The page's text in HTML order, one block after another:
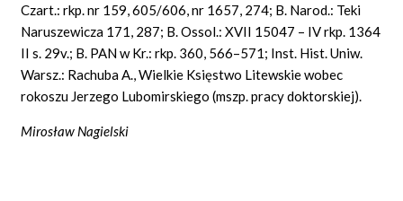
Czart.: rkp. nr 159, 605/606, nr 1657, 274; B. Narod.: Teki
Naruszewicza 171, 287; B. Ossol.: XVII 15047 – IV rkp. 1364
II s. 29v.; B. PAN w Kr.: rkp. 360, 566–571; Inst. Hist.Uniw.
Warsz.: Rachuba A., Wielkie Księstwo Litewskie wobec
rokoszu Jerzego Lubomirskiego (mszp. pracy doktorskiej).
Mirosław Nagielski